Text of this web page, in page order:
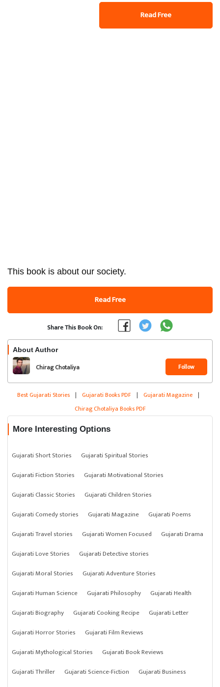
Read Free
This book is about our society.
Read Free
Share This Book On:
About Author
Chirag Chotaliya Follow
Best Gujarati Stories | Gujarati Books PDF | Gujarati Magazine |
Chirag Chotaliya Books PDF
More Interesting Options
Gujarati Short Stories
Gujarati Spiritual Stories
Gujarati Fiction Stories
Gujarati Motivational Stories
Gujarati Classic Stories
Gujarati Children Stories
Gujarati Comedy stories
Gujarati Magazine
Gujarati Poems
Gujarati Travel stories
Gujarati Women Focused
Gujarati Drama
Gujarati Love Stories
Gujarati Detective stories
Gujarati Moral Stories
Gujarati Adventure Stories
Gujarati Human Science
Gujarati Philosophy
Gujarati Health
Gujarati Biography
Gujarati Cooking Recipe
Gujarati Letter
Gujarati Horror Stories
Gujarati Film Reviews
Gujarati Mythological Stories
Gujarati Book Reviews
Gujarati Thriller
Gujarati Science-Fiction
Gujarati Business